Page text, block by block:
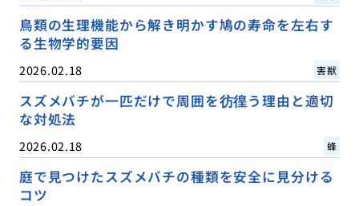
鳥類の生理機能から解き明かす鳩の寿命を左右す
る生物学的要因
2026.02.18 害獣
スズメバチが一匹だけで周囲を彷徨う理由と適切
な対処法
2026.02.18 蜂
庭で見つけたスズメバチの種類を安全に見分ける
コツ